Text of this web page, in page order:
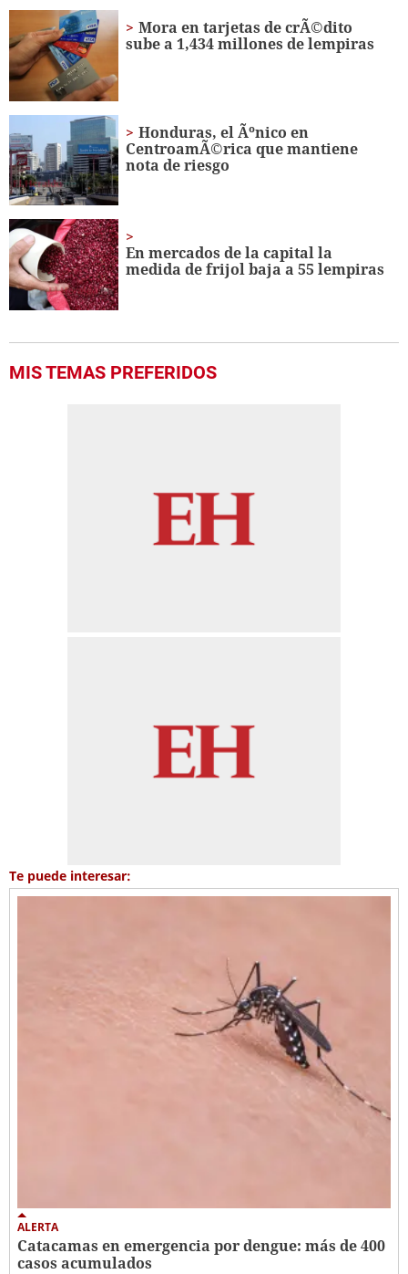
minute,
3
seconds
Mora en tarjetas de crÃ©dito
sube a 1,434 millones de lempiras
Honduras, el Ãºnico en
CentroamÃ©rica que mantiene
nota de riesgo
En mercados de la capital la
medida de frijol baja a 55 lempiras
MIS TEMAS PREFERIDOS
Te puede interesar:
ALERTA
Catacamas en emergencia por dengue: más de 400
casos acumulados